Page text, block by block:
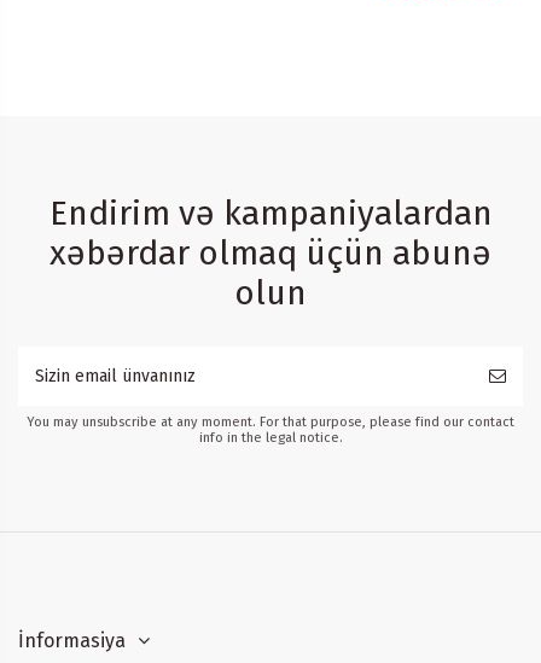
Endirim və kampaniyalardan
xəbərdar olmaq üçün abunə
olun
You may unsubscribe at any moment. For that purpose, please find our contact
info in the legal notice.
İnformasiya